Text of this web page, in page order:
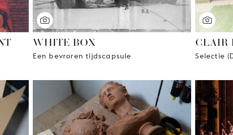
WHITE BOX
Een bevroren tijdscapsule
CLAIR
Selectie